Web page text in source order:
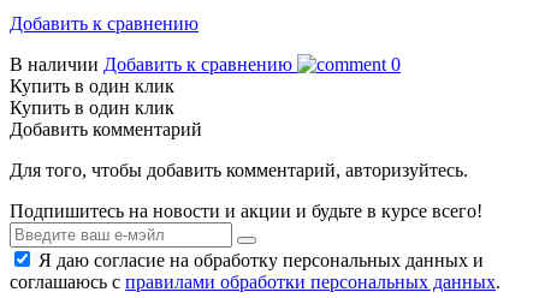
Добавить к сравнению
В наличии Добавить к сравнению
0
Купить в один клик
Купить в один клик
Добавить комментарий
Для того, чтобы добавить комментарий, авторизуйтесь.
Подпишитесь на новости и акции и будьте в курсе всего!
Я даю согласие на обработку персональных данных и
соглашаюсь с правилами обработки персональных данных.